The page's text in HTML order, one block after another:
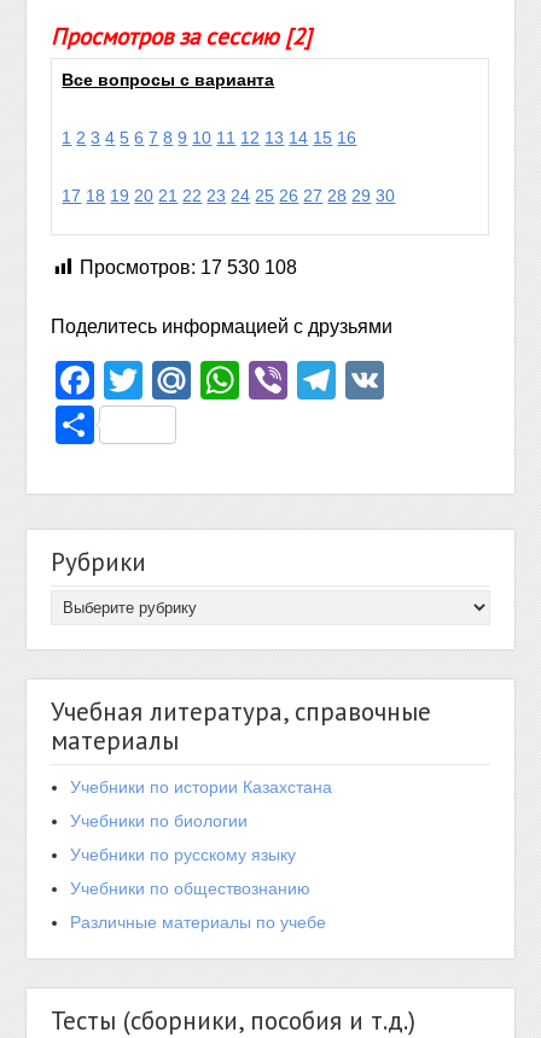
Просмотров за сессию [2]
Все вопросы с варианта
1 2 3 4 5 6 7 8 9 10 11 12 13 14 15 16
17 18 19 20 21 22 23 24 25 26 27 28 29 30
Просмотров: 17 530 108
Поделитесь информацией с друзьями
Facebook
TwitterMail.Ru
WhatsApp
ViberTelegram
Отправить
Рубрики
Учебная литература, справочные
материалы
Учебники по истории Казахстана
Учебники по биологии
Учебники по русскому языку
Учебники по обществознанию
Различные материалы по учебе
Тесты (сборники, пособия и т.д.)